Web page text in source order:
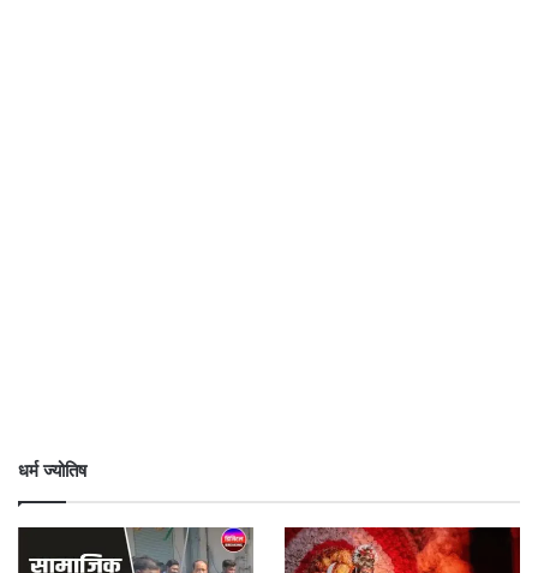
धर्म ज्योतिष